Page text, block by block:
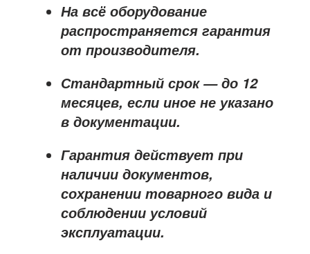
На всё оборудование
распространяется гарантия
от производителя.
Стандартный срок — до 12
месяцев, если иное не указано
в документации.
Гарантия действует при
наличии документов,
сохранении товарного вида и
соблюдении условий
эксплуатации.